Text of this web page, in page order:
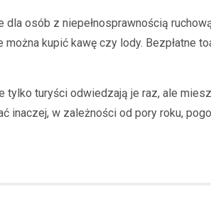
osób z niepełnosprawnością
kupić kawę czy lody. Bezpłatne
turyści odwiedzają je raz, ale
inaczej, w zależności od pory roku,